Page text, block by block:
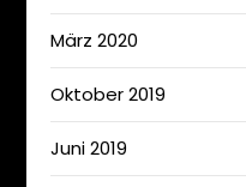
März 2020
Oktober 2019
Juni 2019